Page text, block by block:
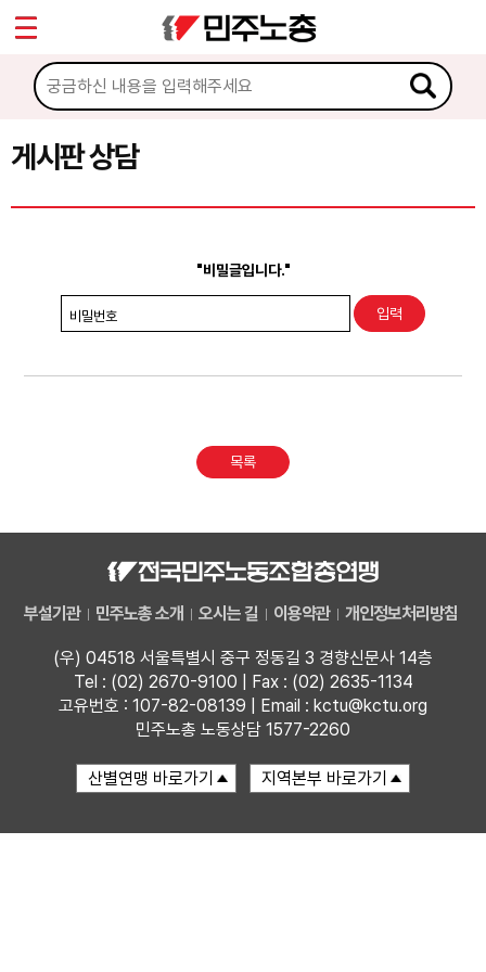
게시판 상담
"비밀글입니다."
비밀번호
목록
부설기관 민주노총 소개 오시는 길 이용약관 개인정보처리방침
(우) 04518 서울특별시 중구 정동길 3 경향신문사 14층
Tel : (02) 2670-9100 | Fax : (02) 2635-1134
고유번호 : 107-82-08139 | Email : kctu@kctu.org
민주노총 노동상담 1577-2260
마이페이지
소개
소식
노동상담
권리찾기수첩 검색
찾아보기
Sketchbook5, 스케치북5
Sketchbook5, 스케치북5